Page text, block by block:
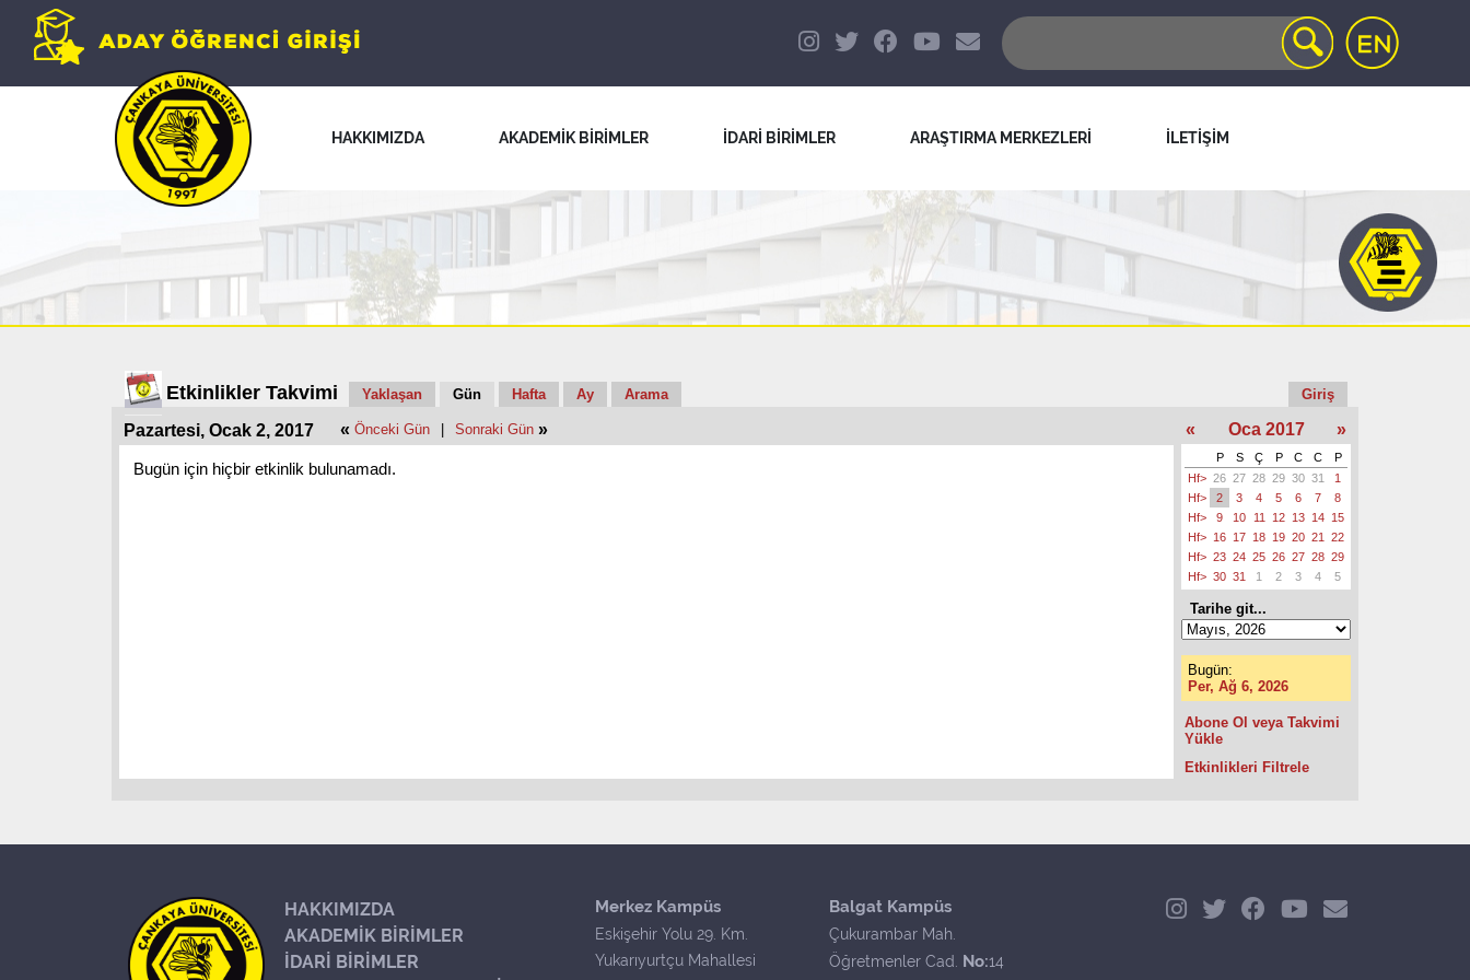
HAKKIMIZDA AKADEMİK BİRİMLER İDARİ BİRİMLER ARAŞTIRMA MERKEZLERİ İLETİŞİM
Etkinlikler Takvimi Yaklaşan Gün Hafta Ay Arama Giriş
Pazartesi, Ocak 2, 2017 « Önceki Gün Sonraki Gün »
Bugün için hiçbir etkinlik bulunamadı.
« Oca 2017 »
P S Ç P C C
P
Hf> 26 27 28 29 30 31
1
Hf>
2 3 4 5 6 7
8
Hf>
9 10 11 12 13 14 15
Hf> 16 17 18 19 20 21
22
Hf> 23 24 25 26 27 28 29
Hf> 30 31 1 2 3 4 5
Tarihe git...
Bugün:
Per, Ağ 6, 2026
Abone Ol veya Takvimi
Yükle
Etkinlikleri Filtrele
HAKKIMIZDA
AKADEMİK BİRİMLER
İDARİ BİRİMLER
Merkez Kampüs
Eskişehir Yolu 29. Km.
Yukarıyurtçu Mahallesi
Balgat Kampüs
Çukurambar Mah.
Öğretmenler Cad. No:14